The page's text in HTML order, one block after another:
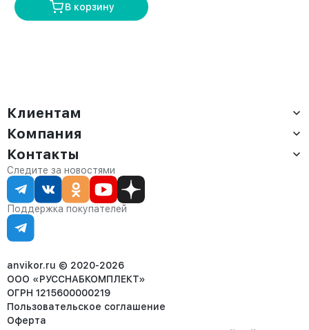
В корзину
Клиентам
Доставка
Оплата
Сервис
Статус заказа
Статьи
Компания
О компании
Контакты
Партнёрам
Контакты
Отдел продаж:
8 (800) 234-22-62
corp@anvikor.ru
Ежедневно, с 7:00-19:00 (МСК)
Отдел рекламации:
8 (953) 455-25-61
Следите за новостями
Поддержка покупателей
anvikor.ru © 2020-2026
ООО «РУССНАБКОМПЛЕКТ»
ОГРН 1215600000219
Пользовательское соглашение
Оферта